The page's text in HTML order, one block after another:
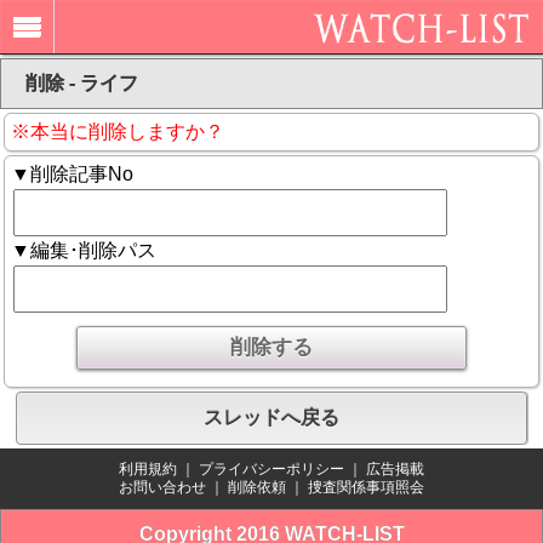
削除 - ライフ
※本当に削除しますか？
▼削除記事No
▼編集･削除パス
スレッドへ戻る
利用規約 プライバシーポリシー
広告掲載
お問い合わせ
削除依頼 捜査関係事項照会
Copyright 2016 WATCH-LIST